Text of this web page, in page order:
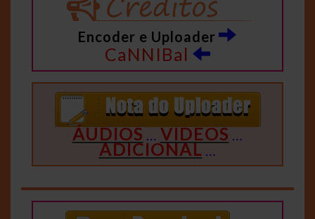
Encoder e Uploader
CaNNIBal
ÁUDIOS … VIDEOS …
ADICIONAL …